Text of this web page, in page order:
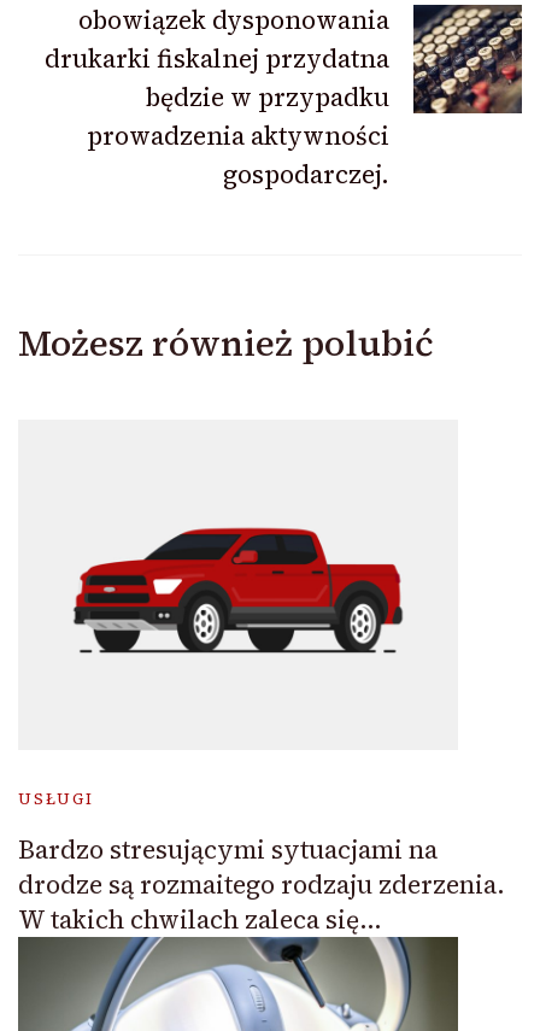
obowiązek dysponowania
drukarki fiskalnej przydatna
będzie w przypadku
prowadzenia aktywności
gospodarczej.
Możesz również polubić
USŁUGI
Bardzo stresującymi sytuacjami na
drodze są rozmaitego rodzaju zderzenia.
W takich chwilach zaleca się…